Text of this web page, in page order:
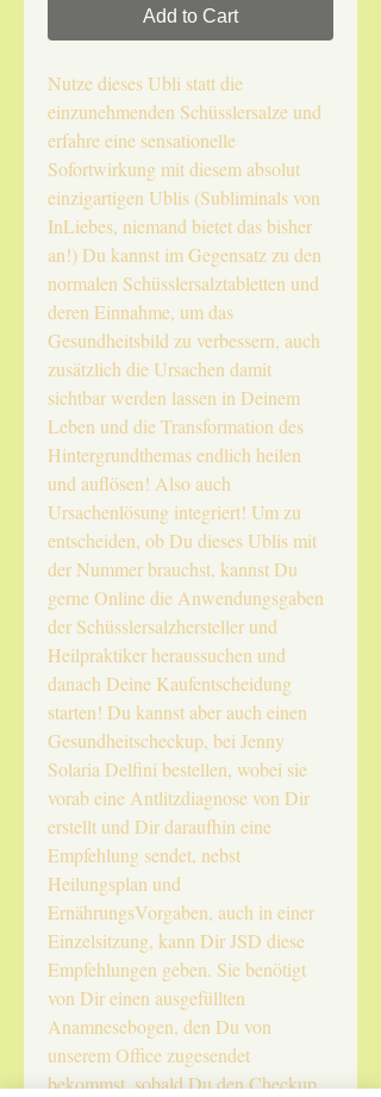
Add to Cart
Nutze dieses Ubli statt die
einzunehmenden Schüsslersalze und
erfahre eine sensationelle
Sofortwirkung mit diesem absolut
einzigartigen Ublis (Subliminals von
InLiebes, niemand bietet das bisher
an!) Du kannst im Gegensatz zu den
normalen Schüsslersalztabletten und
deren Einnahme, um das
Gesundheitsbild zu verbessern, auch
zusätzlich die Ursachen damit
sichtbar werden lassen in Deinem
Leben und die Transformation des
Hintergrundthemas endlich heilen
und auflösen! Also auch
Ursachenlösung integriert! Um zu
entscheiden, ob Du dieses Ublis mit
der Nummer brauchst, kannst Du
gerne Online die Anwendungsgaben
der Schüsslersalzhersteller und
Heilpraktiker heraussuchen und
danach Deine Kaufentscheidung
starten! Du kannst aber auch einen
Gesundheitscheckup, bei Jenny
Solaria Delfini bestellen, wobei sie
vorab eine Antlitzdiagnose von Dir
erstellt und Dir daraufhin eine
Empfehlung sendet, nebst
Heilungsplan und
ErnährungsVorgaben, auch in einer
Einzelsitzung, kann Dir JSD diese
Empfehlungen geben. Sie benötigt
von Dir einen ausgefüllten
Anamnesebogen, den Du von
unserem Office zugesendet
bekommst, sobald Du den Checkup